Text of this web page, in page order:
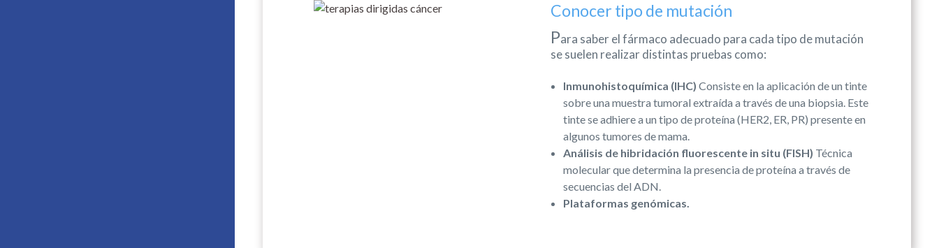
Conocer tipo de mutación
Para saber el fármaco adecuado para cada tipo de mutación
se suelen realizar distintas pruebas como:
Inmunohistoquímica (IHC) Consiste en la aplicación de un tinte
sobre una muestra tumoral extraída a través de una biopsia. Este
tinte se adhiere a un tipo de proteína (HER2, ER, PR) presente en
algunos tumores de mama.
Análisis de hibridación fluorescente in situ (FISH) Técnica
molecular que determina la presencia de proteína a través de
secuencias del ADN.
Plataformas genómicas.